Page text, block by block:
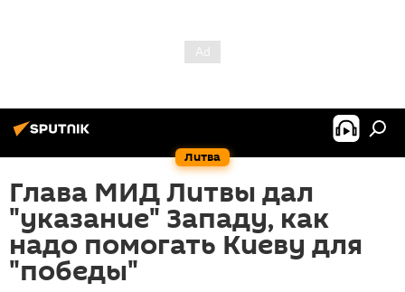
Литва
Глава МИД Литвы дал
"указание" Западу, как
надо помогать Киеву для
"победы"